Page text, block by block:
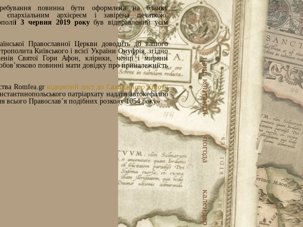
наші контакти
погода
календар
повинна бути оформлена на бланку
єпархіальним архієреєм і завірена печаткою.
ї 3 червня 2019 рокубув відправлений усім
Православної Церкви доводить до вашого
Київського і всієї України Онуфрія, згідно
Святої Гори Афон, клірики, ченці і миряни
повинні мати довідку про приналежність
Romfea.gr відкритий лист до Священного Кіноту
патріархату надати автокефалію
всього Православ’я подібних розколу 1054 року».